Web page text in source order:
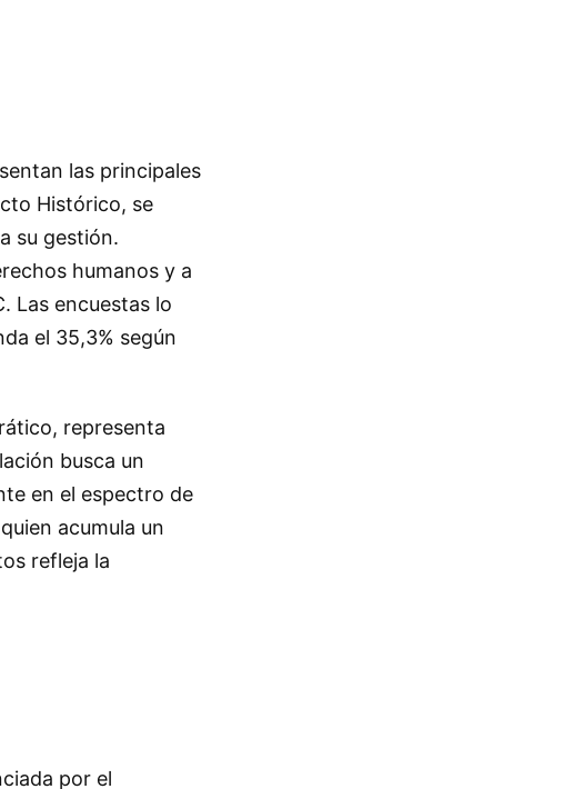
las principales
Histórico, se
su gestión.
humanos y a
Las encuestas lo
el 35,3% según
representa
busca un
en el espectro de
acumula un
refleja la
por el